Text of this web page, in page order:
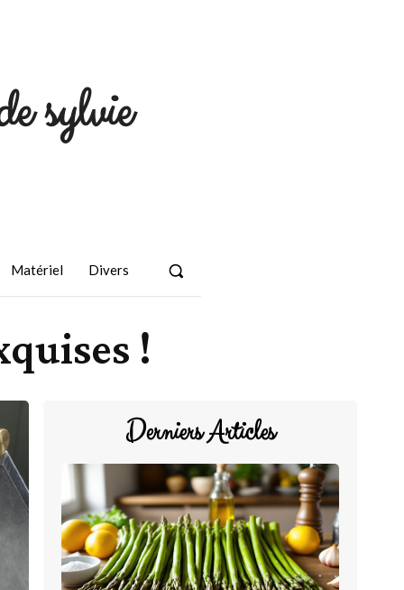
sylvie
Matériel Divers
!
Derniers Articles